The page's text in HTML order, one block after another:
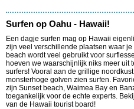
Surfen op Oahu - Hawaii!
Een dagje surfen mag op Hawaii
zijn veel verschillende plaatsen waar
beach wordt veel gebruikt voor
hoeven we waarschijnlijk niks meer uit
surfers! Vooral aan de grillige
monsterhoge golven zien surfen.
zijn Sunset beach, Waimea Bay en
toegankelijk voor de echte experts.
van de Hawaii tourist board!